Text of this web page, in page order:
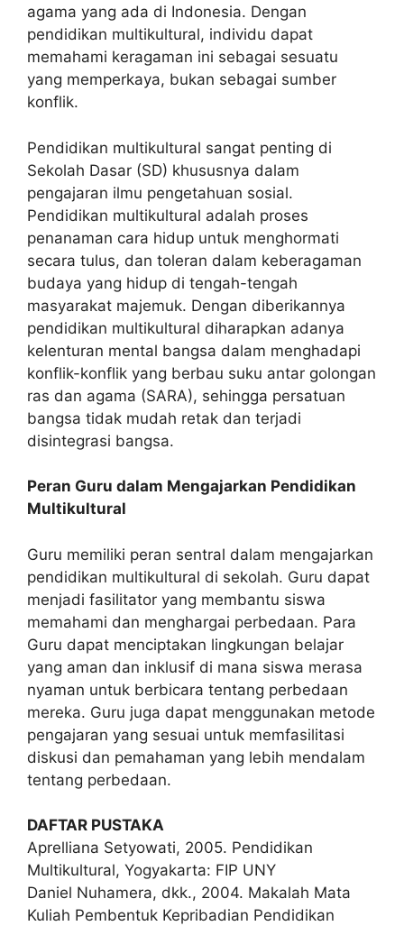
agama yang ada di Indonesia. Dengan
pendidikan multikultural, individu dapat
memahami keragaman ini sebagai sesuatu
yang memperkaya, bukan sebagai sumber
konflik.
Pendidikan multikultural sangat penting di
Sekolah Dasar (SD) khususnya dalam
pengajaran ilmu pengetahuan sosial.
Pendidikan multikultural adalah proses
penanaman cara hidup untuk menghormati
secara tulus, dan toleran dalam keberagaman
budaya yang hidup di tengah-tengah
masyarakat majemuk. Dengan diberikannya
pendidikan multikultural diharapkan adanya
kelenturan mental bangsa dalam menghadapi
konflik-konflik yang berbau suku antar golongan
ras dan agama (SARA), sehingga persatuan
bangsa tidak mudah retak dan terjadi
disintegrasi bangsa.
Peran Guru dalam Mengajarkan Pendidikan
Multikultural
Guru memiliki peran sentral dalam mengajarkan
pendidikan multikultural di sekolah. Guru dapat
menjadi fasilitator yang membantu siswa
memahami dan menghargai perbedaan. Para
Guru dapat menciptakan lingkungan belajar
yang aman dan inklusif di mana siswa merasa
nyaman untuk berbicara tentang perbedaan
mereka. Guru juga dapat menggunakan metode
pengajaran yang sesuai untuk memfasilitasi
diskusi dan pemahaman yang lebih mendalam
tentang perbedaan.
DAFTAR PUSTAKA
Aprelliana Setyowati, 2005. Pendidikan
Multikultural, Yogyakarta: FIP UNY
Daniel Nuhamera, dkk., 2004. Makalah Mata
Kuliah Pembentuk Kepribadian Pendidikan